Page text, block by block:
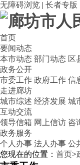
无障碍浏览 | 长者专版
首页
要闻动态
本市动态 部门动态 区
政务公开
市委工作 政府工作 信
走进廊坊
城市综述 经济发展 城
互动交流
领导信箱 网上信访 咨
政务服务
个人办事 法人办事 公
您现在的位置： 首页>